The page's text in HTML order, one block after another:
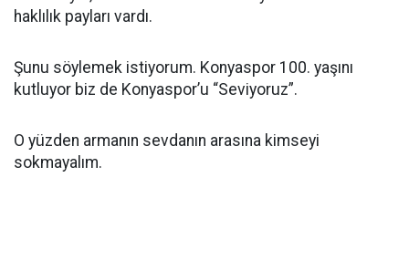
haklılık payları vardı.
Şunu söylemek istiyorum. Konyaspor 100. yaşını
kutluyor biz de Konyaspor’u “Seviyoruz”.
O yüzden armanın sevdanın arasına kimseyi
sokmayalım.